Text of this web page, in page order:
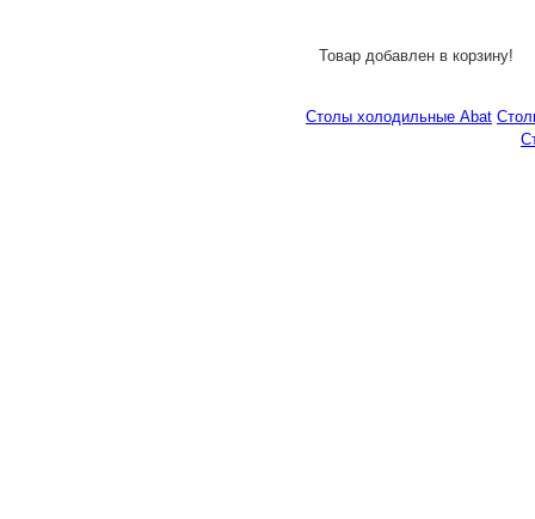
Товар добавлен в корзину!
Столы холодильные Abat